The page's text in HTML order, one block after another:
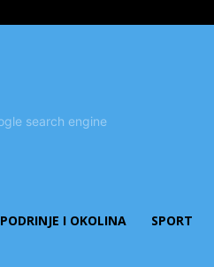
PODRINJE I OKOLINA SPORT